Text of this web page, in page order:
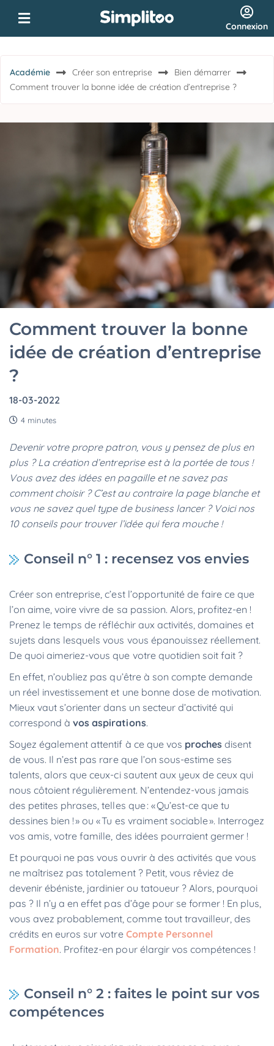
Connexion
Académie Créer son entreprise
Bien démarrer
Comment trouver la bonne idée de création d’entreprise ?
Comment trouver la bonne
idée de création d’entreprise
?
18-03-2022
4 minutes
Devenir votre propre patron, vous y pensez de plus en
plus ? La création d’entreprise est à la portée de tous !
Vous avez des idées en pagaille et ne savez pas
comment choisir ? C’est au contraire la page blanche et
vous ne savez quel type de business lancer ? Voici nos
10 conseils pour trouver l’idée qui fera mouche !
Conseil n° 1 : recensez vos envies
Créer son entreprise, c’est l’opportunité de faire ce que
l’on aime, voire vivre de sa passion. Alors, profitez-en !
Prenez le temps de réfléchir aux activités, domaines et
sujets dans lesquels vous vous épanouissez réellement.
De quoi aimeriez-vous que votre quotidien soit fait ?
En effet, n’oubliez pas qu’être à son compte demande
un réel investissement et une bonne dose de motivation.
Mieux vaut s’orienter dans un secteur d’activité qui
correspond àvos aspirations.
Soyez également attentif à ce que vos proches disent
de vous. Il n’est pas rare que l’on sous-estime ses
talents, alors que ceux-ci sautent aux yeux de ceux qui
nous côtoient régulièrement. N’entendez-vous jamais
des petites phrases, telles que : « Qu’est-ce que tu
dessines bien ! » ou « Tu es vraiment sociable ». Interrogez
vos amis, votre famille, des idées pourraient germer !
Et pourquoi ne pas vous ouvrir à des activités que vous
ne maîtrisez pas totalement ? Petit, vous rêviez de
devenir ébéniste, jardinier ou tatoueur ? Alors, pourquoi
pas ? Il n’y a en effet pas d’âge pour se former ! En plus,
vous avez probablement, comme tout travailleur, des
crédits en euros sur votre Compte Personnel
Formation. Profitez-en pour élargir vos compétences !
Conseil n° 2 : faites le point sur vos
compétences